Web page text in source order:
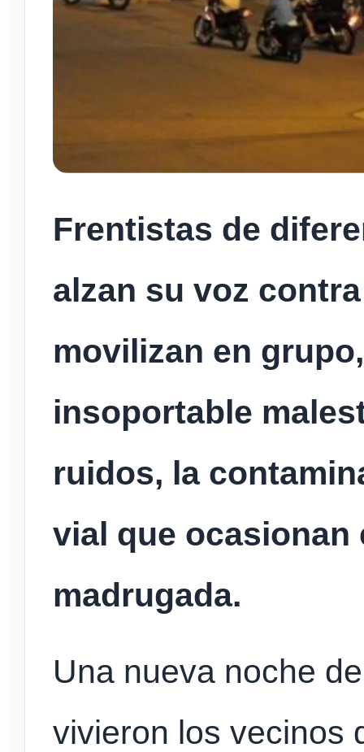
Frentistas de
alzan su voz
movilizan en
insoportable
ruidos, la
vial que ocasionan
madrugada.
Una nueva noche
vivieron los vecinos